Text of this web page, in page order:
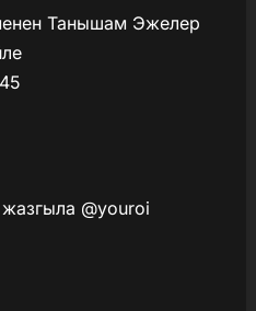
Танышам Эжелер
@youroi